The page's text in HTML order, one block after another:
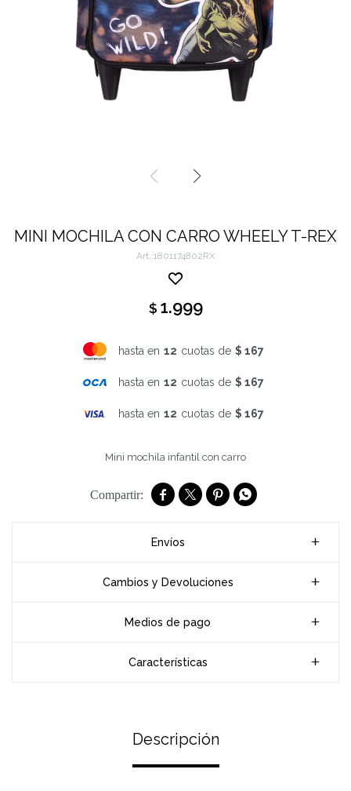
MINI MOCHILA CON CARRO WHEELY T-REX
1801174802RX
$ 1.999
hasta en 12 cuotas de $ 167
hasta en 12 cuotas de $ 167
hasta en 12 cuotas de $ 167
Mini mochila infantil con carro
   
Envíos
Cambios y Devoluciones
Medios de pago
Características
Descripción